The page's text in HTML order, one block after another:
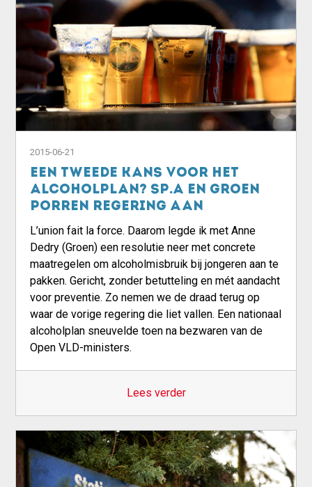
2015-06-21
Een tweede kans voor het
Alcoholplan? sp.a en Groen
porren regering aan
L’union fait la force. Daarom legde ik met Anne
Dedry (Groen) een resolutie neer met concrete
maatregelen om alcoholmisbruik bij jongeren aan te
pakken. Gericht, zonder betutteling en mét aandacht
voor preventie. Zo nemen we de draad terug op
waar de vorige regering die liet vallen. Een nationaal
alcoholplan sneuvelde toen na bezwaren van de
Open VLD-ministers.
Lees verder